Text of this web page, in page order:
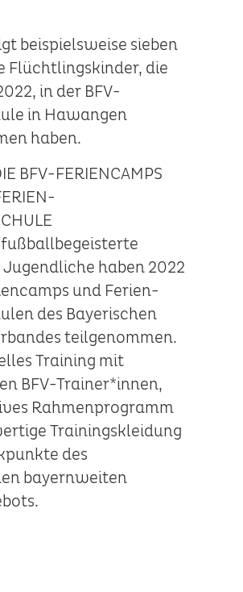
beispielsweise sieben
Flüchtlingskinder, die
in der BFV-
in Hawangen
haben.
BFV-FERIENCAMPS
Jugendliche haben 2022
und Ferien-
des Bayerischen
teilgenommen.
Training mit
BFV-Trainer*innen,
Rahmenprogramm
Trainingskleidung
des
bayernweiten